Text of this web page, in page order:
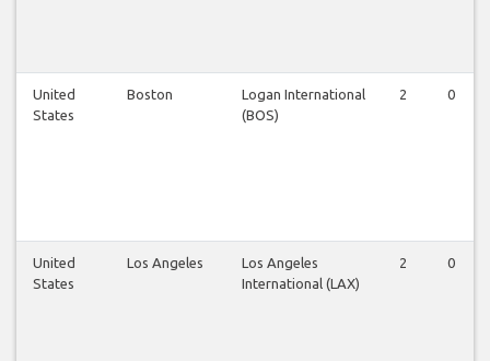
United
States
Boston
Logan International
(BOS)
2 0
United
States
Los Angeles
Los Angeles
International (LAX)
2 0